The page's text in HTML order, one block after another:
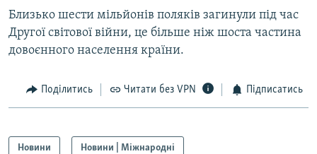
Близько шести мільйонів поляків загинули під час
Другої світової війни, це більше ніж шоста частина
довоєнного населення країни.
Поділитись Читати без VPN Підписатись
Новини Новини | Міжнародні